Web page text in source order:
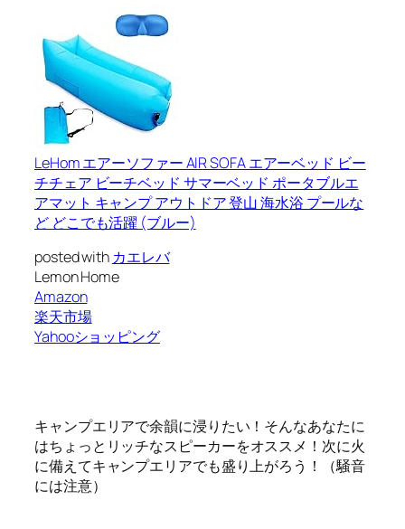
LeHom エアーソファー AIR SOFA エアーベッド ビー
チチェア ビーチベッド サマーベッド ポータブルエ
アマット キャンプ アウトドア 登山 海水浴 プールな
ど どこでも活躍 (ブルー)
posted withカエレバ
Lemon Home
Amazon
楽天市場
Yahooショッピング
キャンプエリアで余韻に浸りたい！そんなあなたに
はちょっと リッチなスピーカーをオススメ！次に火
に備えてキャンプエリアでも盛り上がろう！（騒音
には注意）